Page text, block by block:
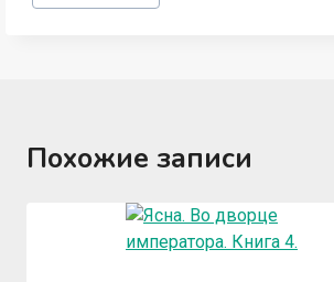
записи:
Похожие записи